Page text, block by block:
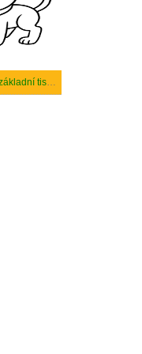
Čivava zdarma základní tisknutelné